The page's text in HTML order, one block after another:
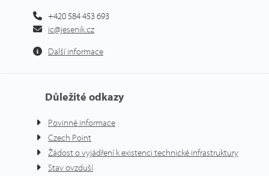
+420 584 453 693
ic@jesenik.cz
Další informace
Důležité odkazy
Povinné informace
Czech Point
Žádost o vyjádření k existenci technické infrastruktury
Stav ovzduší